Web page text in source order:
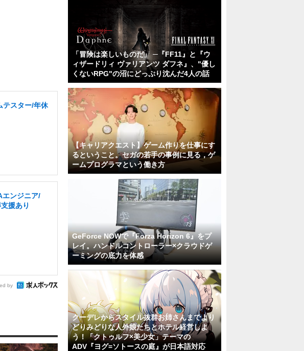
テスター/年休
エンジニア/
援あり
by
「冒険は楽しいものだ」 ─『FF11』と『ウ
ィザードリィ ヴァリアンツ ダフネ』、"優し
くないRPG"の沼にどっぷり沈んだ4人の話
【キャリアクエスト】ゲーム作りを仕事にす
るということ。セガの若手の事例に見る，ゲ
ームプログラマという働き方
GeForce NOWで『Forza Horizon 6』をプ
レイ。ハンドルコントローラー×クラウドゲ
ーミングの底力を体感
クーデレからスタイル抜群お姉さんまでより
どりみどりな人外娘たちとホテル経営しよ
う！「クトゥルフ×美少女」テーマの
ADV『ヨグ=ソトースの庭』が日本語対応